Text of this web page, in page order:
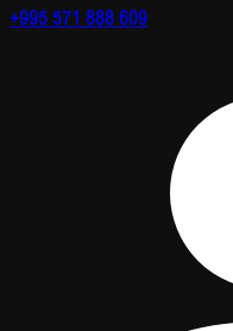
+995 571 888 609